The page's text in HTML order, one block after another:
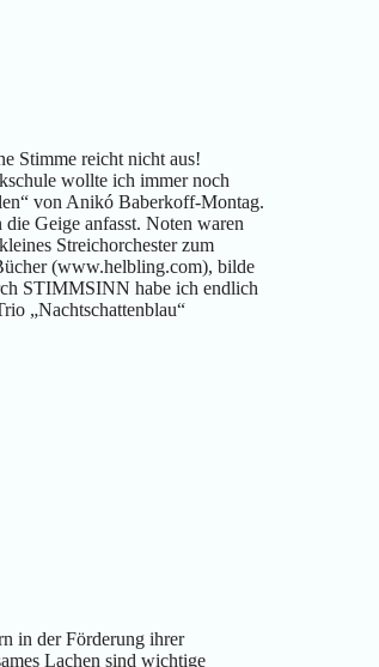
Stimme reicht nicht aus!
wollte ich immer noch
von Anikó Baberkoff-Montag.
Geige anfasst. Noten waren
Streichorchester zum
(www.helbling.com), bilde
STIMMSINN habe ich endlich
„Nachtschattenblau“
in der Förderung ihrer
Lachen sind wichtige